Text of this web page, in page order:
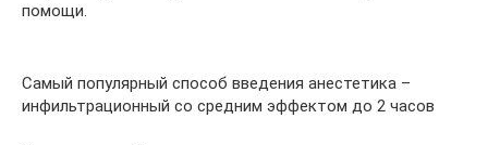
помощи.
Самый популярный способ введения анестетика –
инфильтрационный со средним эффектом до 2 часов